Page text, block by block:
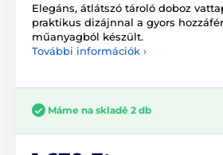
Elegáns, átlátszó tároló doboz
praktikus dizájnnal a gyors
műanyagból készült.
További információk ›
Máme na skladě 2 db